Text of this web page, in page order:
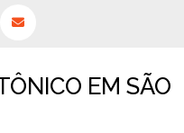
SAO PAULO
EM SÃO